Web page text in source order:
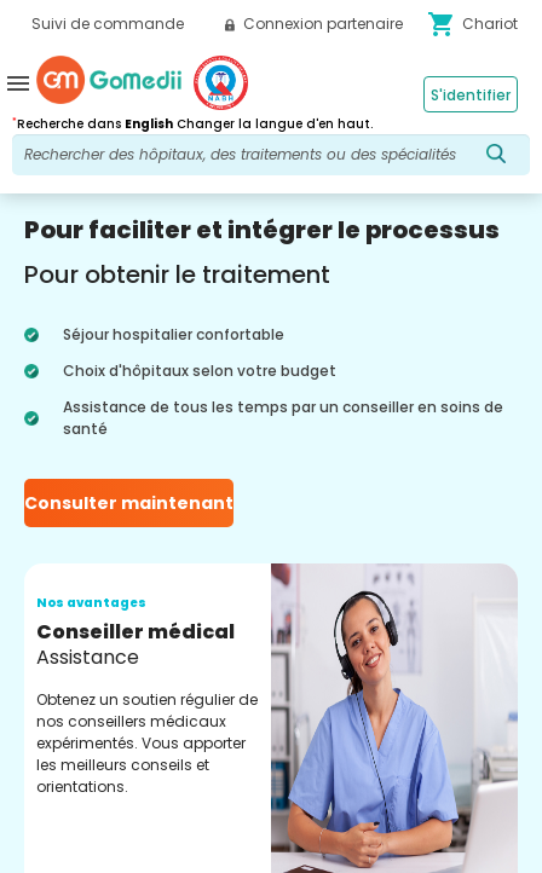
Suivi de commande Connexion partenaire shopping_cart Chariot
*Recherche dans English Changer la langue d'en haut.
S'identifier
menu
Pour faciliter et intégrer le processus
Pour obtenir le traitement
Séjour hospitalier confortable
Choix d'hôpitaux selon votre budget
Assistance de tous les temps par un conseiller en soins de
santé
Consulter maintenant
Nos avantages
Conseiller médical
Assistance
Obtenez un soutien régulier de
nos conseillers médicaux
expérimentés. Vous apporter
les meilleurs conseils et
orientations.